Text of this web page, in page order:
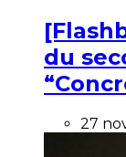
du
27